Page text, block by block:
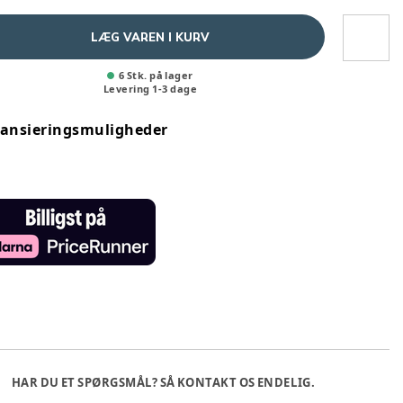
LÆG VAREN I KURV
6 Stk. på lager
Levering 1-3 dage
HAR DU ET SPØRGSMÅL? SÅ KONTAKT OS ENDELIG.